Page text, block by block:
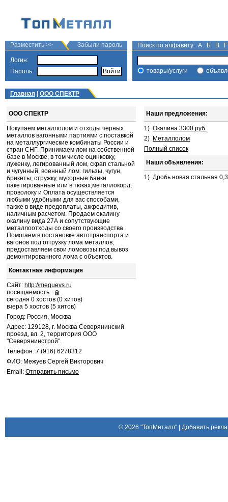
Разместить >> Забыли пароль
Логин:
Пароль:
Поиск по алфавиту: А Б В Г
товары/услуги
Главная ООО СПЕКТР
ООО СПЕКТР
Покупаем металлолом и отходы черных
металлов вагонными партиями с поставкой
на металлургические комбинаты России и
стран СНГ. Принимаем лом на собственной
базе в Москве, в том числе оцинковку,
луженку, легированный лом, скрап стальной
и чугунный, военный лом. гильзы, чугун,
брикеты, стружку, мусорные банки
пакетированные или в тюках,металлокорд,
проволоку и Оплата осуществляется
любыми удобными для вас способами,
также в виде предоплаты, аккредитив,
наличным расчетом. Продаем окалину
окалину вида 27А и сопутствующие
металлоотходы со своего производства.
Помогаем в постановке автотранспорта и
вагонов под отгрузку лома металлов,
предоставляем свои ломовозы под вывоз
демонтированного лома с объектов.
Контактная информация
Сайт: http://meguevs.ru
посещаемость:
сегодня 0 хостов (0 хитов)
вчера 5 хостов (5 хитов)
Город: Россия, Москва
Адрес: 129128, г. Москва Северянинский
проезд, вл. 2, территория ООО
"Северянинстрой".
Телефон: 7 (916) 6278312
ФИО: Межуев Сергей Викторович
Email: Отправить письмо
Наши предложения:
1) Окалина 3300 руб.
2) Металлолом
Полный список
Наши объявления:
1) Дробь новая стальная
© 2026 "ТопМеталл"| Добавить